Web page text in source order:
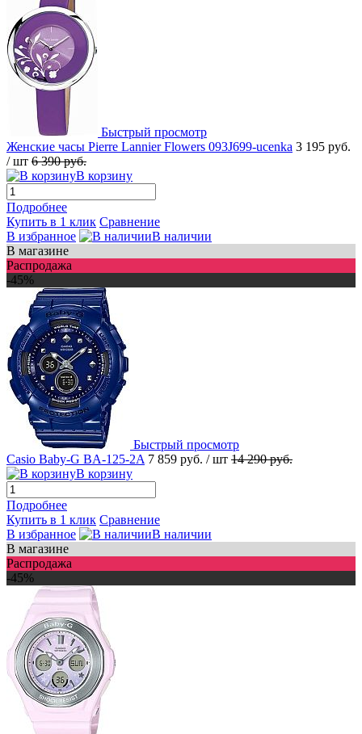
Быстрый просмотр
Женские часы Pierre Lannier Flowers 093J699-ucenka 3 195 руб.
/ шт 6 390 руб.
В корзину
Подробнее
Купить в 1 клик Сравнение
В избранное
В наличии
В магазине
Распродажа
-45%
Быстрый просмотр
Casio Baby-G BA-125-2A 7 859 руб. / шт 14 290 руб.
В корзину
Подробнее
Купить в 1 клик Сравнение
В избранное
В наличии
В магазине
Распродажа
-45%